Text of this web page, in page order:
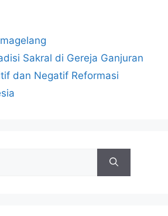
Sakral di Gereja Ganjuran
dan Negatif Reformasi